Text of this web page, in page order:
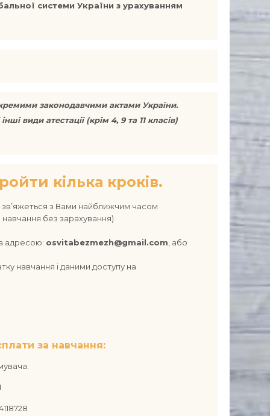
системи України з урахуванням
законодавчими актами України.
види атестації (крім 4, 9 та 11 класів)
кілька кроків.
зв’яжеться з Вами найближчим часом
без зарахування)
адресою: osvitabezmezh@gmail.com , або
навчання і даними доступу на
за навчання: